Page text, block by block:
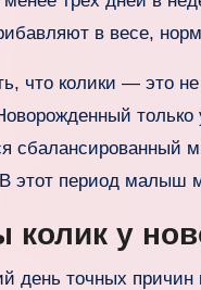
в весе,
что колики — это
сбалансированный
этот период малыш
колик у
день точных